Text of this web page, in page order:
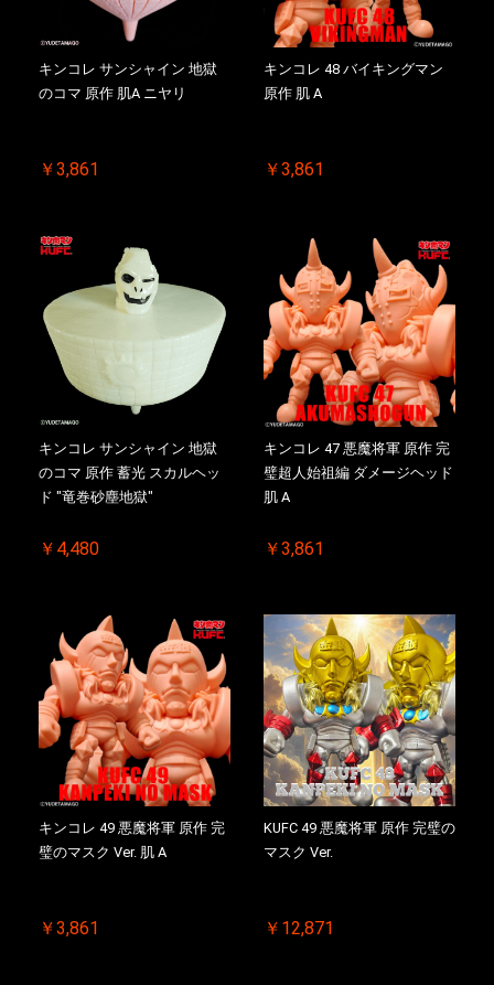
キンコレ サンシャイン 地獄
のコマ 原作 肌A ニヤリ
￥3,861
キンコレ 48 バイキングマン
原作 肌 A
￥3,861
キンコレ サンシャイン 地獄
のコマ 原作 蓄光 スカルヘッ
ド "竜巻砂塵地獄"
￥4,480
キンコレ 47 悪魔将軍 原作 完
璧超人始祖編 ダメージヘッド
肌 A
￥3,861
キンコレ 49 悪魔将軍 原作 完
璧のマスク Ver. 肌 A
￥3,861
KUFC 49 悪魔将軍 原作 完璧の
マスク Ver.
￥12,871